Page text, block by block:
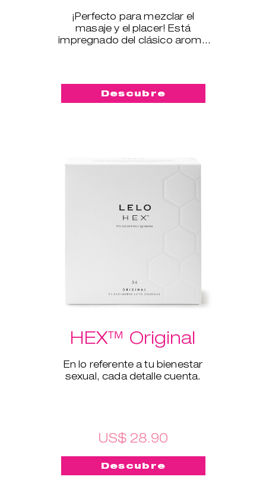
¡Perfecto para mezclar el
masaje y el placer! Está
impregnado del clásico aroma
Descubre
HEX™ Original
En lo referente a tu bienestar
sexual, cada detalle cuenta.
US$ 28.90
Descubre